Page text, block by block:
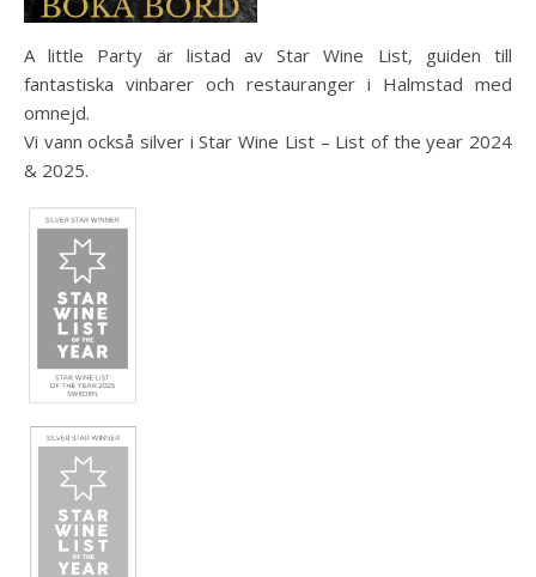
A little Party är listad av Star Wine List, guiden till
fantastiska vinbarer och restauranger i Halmstad med
omnejd.
Vi vann också silver i Star Wine List – List of the year 2024
& 2025.